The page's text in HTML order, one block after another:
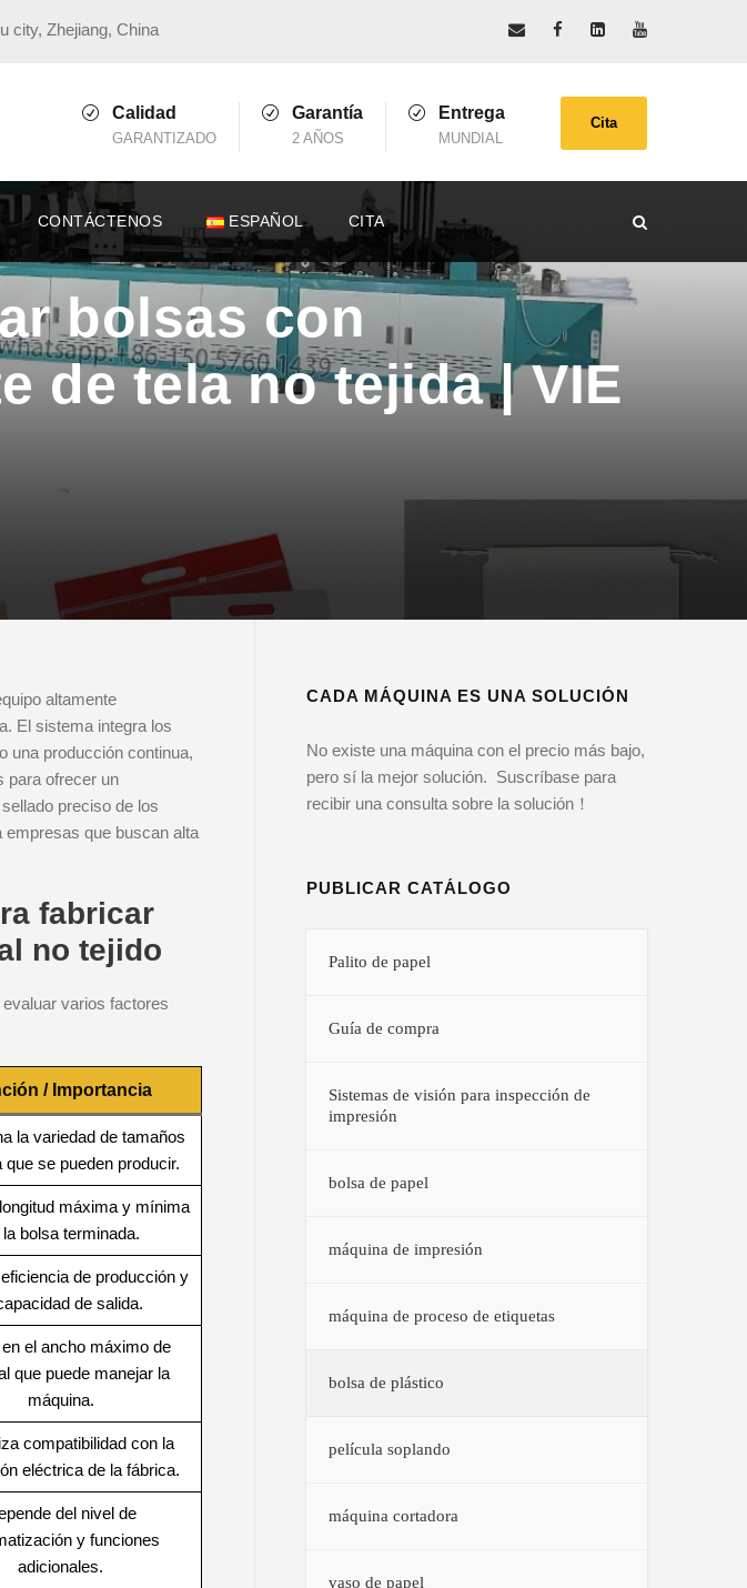
city, Zhejiang, China
Calidad
GARANTIZADO
Garantía
2 AÑOS
Entrega
MUNDIAL
Cita
CONTÁCTENOS ESPAÑOL CITA
bolsas con
de tela no tejida | VIE
altamente
El sistema integra los
una producción continua,
para ofrecer un
preciso de los
empresas que buscan alta
fabricar
no tejido
varios factores
/ Importancia
la variedad de tamaños
que se pueden producir.
máxima y mínima
la bolsa terminada.
de producción y
de salida.
el ancho máximo de
que puede manejar la
máquina.
compatibilidad con la
eléctrica de la fábrica.
del nivel de
y funciones
adicionales.
CADA MÁQUINA ES UNA SOLUCIÓN
No existe una máquina con el precio más bajo,
pero sí la mejor solución. Suscríbase para
recibir una consulta sobre la solución！
PUBLICAR CATÁLOGO
Palito de papel
Guía de compra
Sistemas de visión para inspección de
impresión
bolsa de papel
máquina de impresión
máquina de proceso de etiquetas
bolsa de plástico
película soplando
máquina cortadora
vaso de papel